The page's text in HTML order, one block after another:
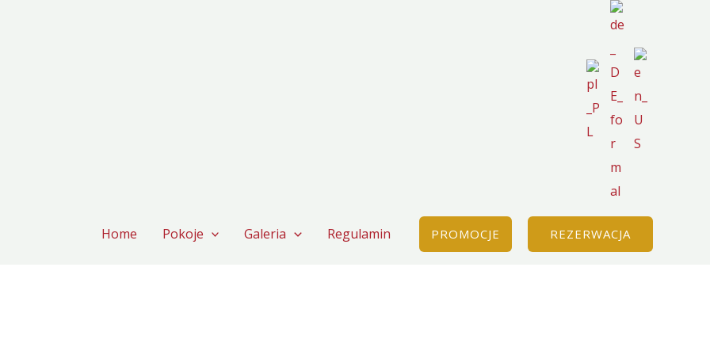
Home Pokoje Galeria Regulamin PROMOCJE REZERWACJA